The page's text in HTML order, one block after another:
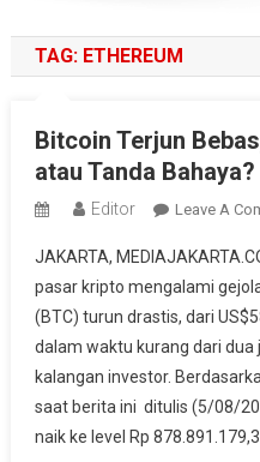
TAG: ETHEREUM
Bitcoin Terjun
atau Tanda Bahaya?
Editor Leave A
JAKARTA,
pasar kripto mengalami
(BTC) turun drastis, dari
dalam waktu kurang dari
kalangan investor.
saat berita ini ditulis (5/08/
naik ke level Rp